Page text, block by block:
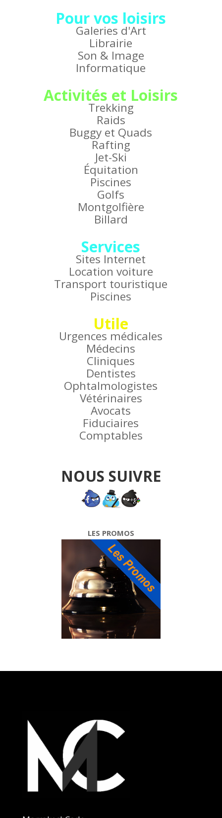
Pour vos loisirs
Galeries d'Art
Librairie
Son & Image
Informatique
Activités et Loisirs
Trekking
Raids
Buggy et Quads
Rafting
Jet-Ski
Équitation
Piscines
Golfs
Montgolfière
Billard
Services
Sites Internet
Location voiture
Transport touristique
Piscines
Utile
Urgences médicales
Médecins
Cliniques
Dentistes
Ophtalmologistes
Vétérinaires
Avocats
Fiduciaires
Comptables
NOUS SUIVRE
LES PROMOS